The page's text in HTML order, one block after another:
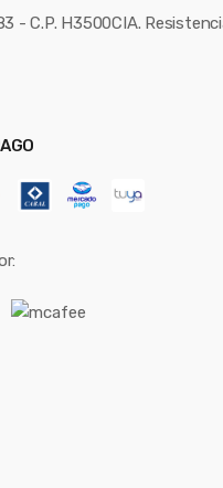
- C.P. H3500CIA.